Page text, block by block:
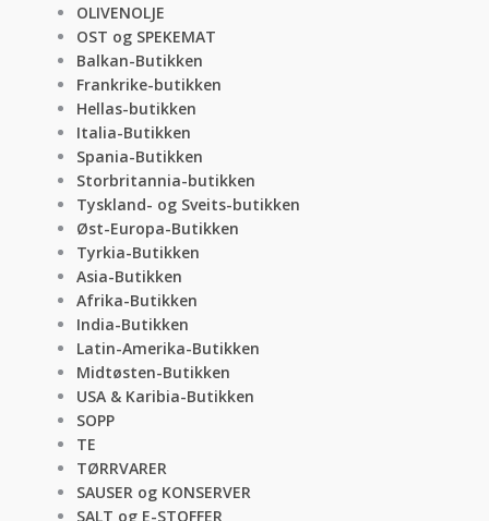
OLIVENOLJE
OST og SPEKEMAT
Balkan-Butikken
Frankrike-butikken
Hellas-butikken
Italia-Butikken
Spania-Butikken
Storbritannia-butikken
Tyskland- og Sveits-butikken
Øst-Europa-Butikken
Tyrkia-Butikken
Asia-Butikken
Afrika-Butikken
India-Butikken
Latin-Amerika-Butikken
Midtøsten-Butikken
USA & Karibia-Butikken
SOPP
TE
TØRRVARER
SAUSER og KONSERVER
SALT og E-STOFFER